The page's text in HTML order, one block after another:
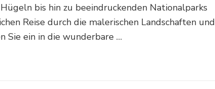
bis hin zu beeindruckenden Nationalparks
Reise durch die malerischen Landschaften und
Sie ein in die wunderbare …